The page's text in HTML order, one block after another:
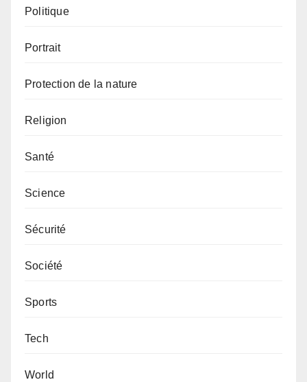
Politique
Portrait
Protection de la nature
Religion
Santé
Science
Sécurité
Société
Sports
Tech
World